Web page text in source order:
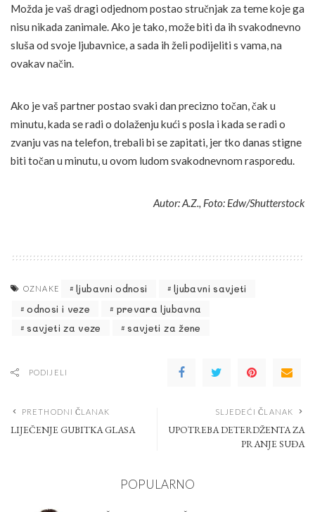
Možda je vaš dragi odjednom postao stručnjak za teme koje ga
nisu nikada zanimale. Ako je tako, može biti da ih svakodnevno
sluša od svoje ljubavnice, a sada ih želi podijeliti s vama, na
ovakav način.
Ako je vaš partner postao svaki dan precizno točan, čak u
minutu, kada se radi o dolaženju kući s posla i kada se radi o
zvanju vas na telefon, trebali bi se zapitati, jer tko danas stigne
biti točan u minutu, u ovom ludom svakodnevnom rasporedu.
Autor: A.Z., Foto: Edw/Shutterstock
OZNAKE ljubavni odnosi
ljubavni savjeti
odnosi i veze
prevara ljubavna
savjeti za veze
savjeti za žene
PODIJELI
PRETHODNI ČLANAK
LIJEČENJE GUBITKA GLASA
SLJEDEĆI ČLANAK
UPOTREBA DETERDŽENTA ZA
PRANJE SUĐA
POPULARNO